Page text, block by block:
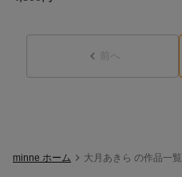
前へ
minne ホーム 大月あきら の作品一覧